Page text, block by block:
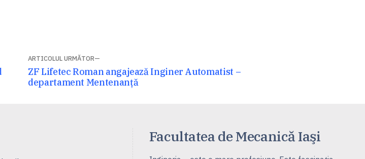
ARTICOLUL URMĂTOR
Articolul
următor:
ZF Lifetec Roman angajează Inginer Automatist –
departament Mentenanță
Facultatea de Mecanică Iaşi